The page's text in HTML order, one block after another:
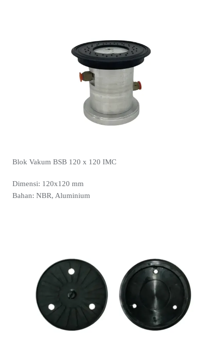
Blok Vakum BSB 120 x 120 IMC
Dimensi: 120x120 mm
Bahan: NBR, Aluminium